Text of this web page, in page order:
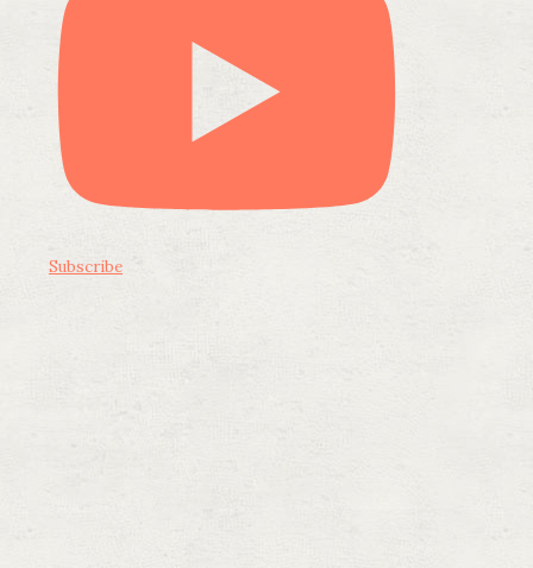
Subscribe